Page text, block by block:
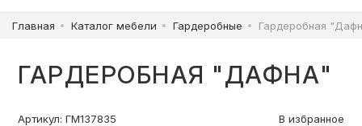
Главная Каталог мебели Гардеробные Гардеробная
ГАРДЕРОБНАЯ "ДАФНА"
Артикул: ГМ137835 В избранное
ДЕТСКИЕ